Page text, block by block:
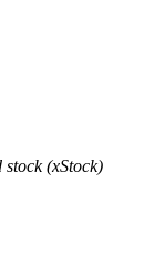
stock (xStock)